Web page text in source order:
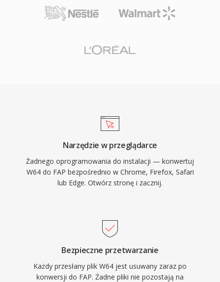
Narzędzie w przeglądarce
Żadnego oprogramowania do instalacji — konwertuj
W64 do FAP bezpośrednio w Chrome, Firefox, Safari
lub Edge. Otwórz stronę i zacznij.
Bezpieczne przetwarzanie
Każdy przesłany plik W64 jest usuwany zaraz po
konwersji do FAP. Żadne pliki nie pozostają na